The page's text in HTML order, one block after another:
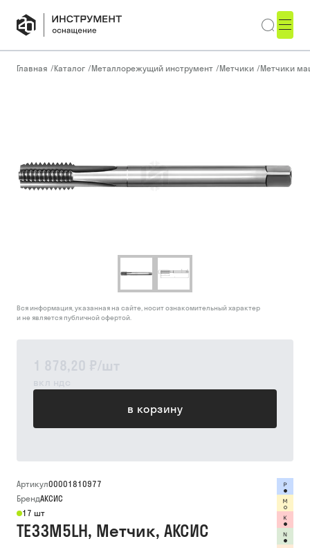
Главная /Каталог /Металлорежущий инструмент /Метчики /Метчики
1 878,20 ₽/шт
вкл ндс
в корзину
Вся информация, указанная на сайте, носит ознакомительный характер
и не является публичной офертой.
Артикул00001810977
БрендАКСИС
17 шт
TE33M5LH, Метчик, АКСИС